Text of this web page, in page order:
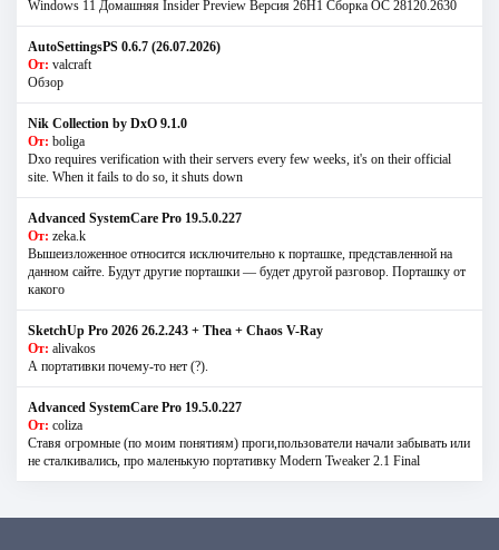
Windows 11 Домашняя Insider Preview Версия 26H1 Сборка ОС 28120.2630
AutoSettingsPS 0.6.7 (26.07.2026)
От: valcraft
Обзор
Nik Collection by DxO 9.1.0
От: boliga
Dxo requires verification with their servers every few weeks, it's on their official
site. When it fails to do so, it shuts down
Advanced SystemCare Pro 19.5.0.227
От: zeka.k
Вышеизложенное относится исключительно к порташке, представленной на
данном сайте. Будут другие порташки — будет другой разговор. Порташку от
какого
SketchUp Pro 2026 26.2.243 + Thea + Chaos V-Ray
От: alivakos
А портативки почему-то нет (?).
Advanced SystemCare Pro 19.5.0.227
От: coliza
Ставя огромные (по моим понятиям) проги,пользователи начали забывать или
не сталкивались, про маленькую портативку Modern Tweaker 2.1 Final